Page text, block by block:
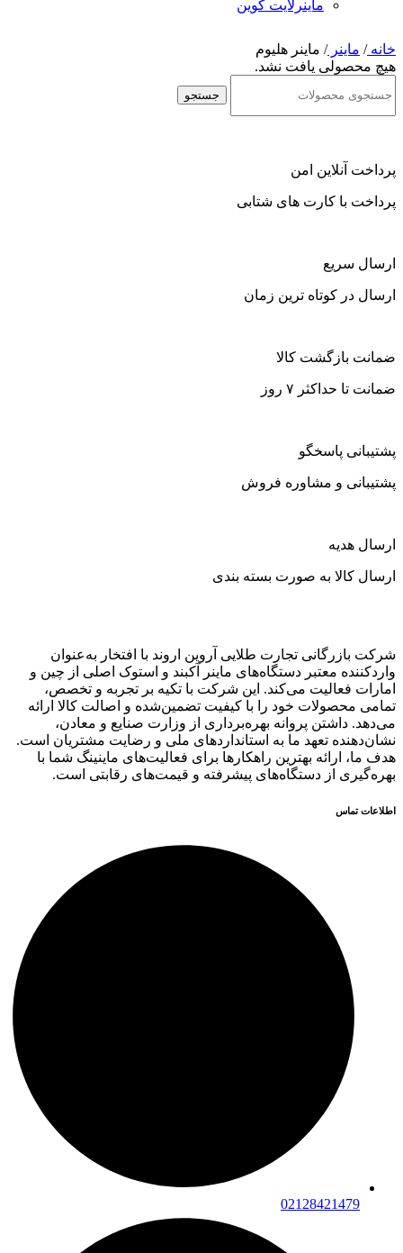
ماینرلایت کوین
خانه/ ماینر/ ماینر هلیوم
هیچ محصولی یافت نشد.
جستجو
پرداخت آنلاین امن
پرداخت با کارت های شتابی
ارسال سریع
ارسال در کوتاه ترین زمان
ضمانت بازگشت کالا
ضمانت تا حداکثر ۷ روز
پشتیبانی پاسخگو
پشتیبانی و مشاوره فروش
ارسال هدیه
ارسال کالا به صورت بسته بندی
شرکت بازرگانی تجارت طلایی آروین اروند با افتخار به‌عنوان
واردکننده معتبر دستگاه‌های ماینر آکبند و استوک اصلی از چین و
امارات فعالیت می‌کند. این شرکت با تکیه بر تجربه و تخصص،
تمامی محصولات خود را با کیفیت تضمین‌شده و اصالت کالا ارائه
می‌دهد. داشتن پروانه بهره‌برداری از وزارت صنایع و معادن،
نشان‌دهنده تعهد ما به استانداردهای ملی و رضایت مشتریان است.
هدف ما، ارائه بهترین راهکارها برای فعالیت‌های ماینینگ شما با
بهره‌گیری از دستگاه‌های پیشرفته و قیمت‌های رقابتی است.
اطلاعات تماس
02128421479